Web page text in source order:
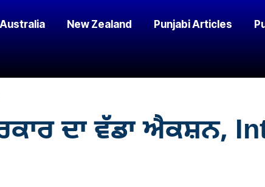
Australia New Zealand Punjabi Articles
ਦਾ ਵੱਡਾ ਐਕਸ਼ਨ,